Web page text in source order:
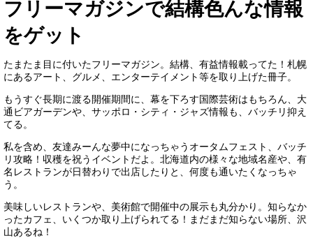
フリーマガジンで結構色んな情報
をゲット
たまたま目に付いたフリーマガジン。結構、有益情報載ってた！札幌
にあるアート、グルメ、エンターテイメント等を取り上げた冊子。
もうすぐ長期に渡る開催期間に、幕を下ろす国際芸術はもちろん、大
通ビアガーデンや、サッポロ・シティ・ジャズ情報も、バッチリ抑え
てる。
私を含め、友達みーんな夢中になっちゃうオータムフェスト、バッチ
リ攻略！収穫を祝うイベントだよ。北海道内の様々な地域名産や、有
名レストランが日替わりで出店したりと、何度も通いたくなっちゃ
う。
美味しいレストランや、美術館で開催中の展示も丸分かり。知らなか
ったカフェ、いくつか取り上げられてる！まだまだ知らない場所、沢
山あるね！